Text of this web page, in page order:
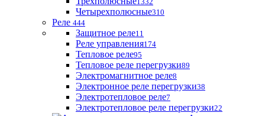
Четырехполюсные310
Реле 444
Защитное реле11
Реле управления174
Тепловое реле95
Тепловое реле перегрузки89
Электромагнитное реле8
Электронное реле перегрузки38
Электротепловое реле7
Электротепловое реле перегрузки22